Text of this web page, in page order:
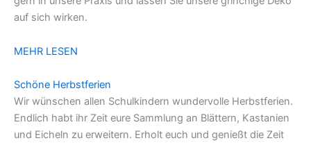
auf sich wirken.
MEHR LESEN
Schöne Herbstferien
Wir wünschen allen Schulkindern wundervolle Herbstferien.
Endlich habt ihr Zeit eure Sammlung an Blättern, Kastanien
und Eicheln zu erweitern. Erholt euch und genießt die Zeit